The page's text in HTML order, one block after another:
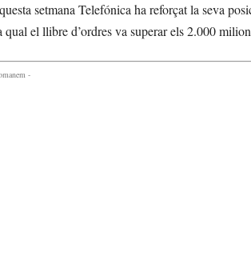
setmana Telefónica ha reforçat la seva
el llibre d’ordres va superar els 2.000
-